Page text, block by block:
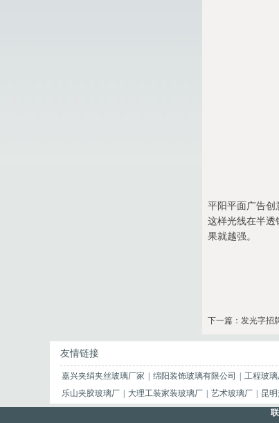
平阳平面广告创
这样光线在半透
果就越强。
下一篇： 发光字招
友情链接
嘉兴夹绢夹丝玻璃厂家 绵阳装饰玻璃有限公司 工程玻璃
乐山夹胶玻璃厂
大理工装家装玻璃厂 艺术玻璃厂 昆